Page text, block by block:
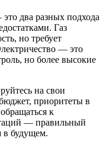
два разных подхода
Газ
но требует
— это
но более высокие
на свои
приоритеты в
к
— правильный
в будущем.